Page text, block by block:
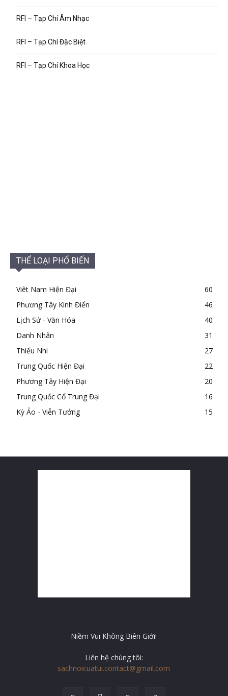
RFI – Tạp Chí Âm Nhạc
RFI – Tạp Chí Đặc Biệt
RFI – Tạp Chí Khoa Học
THỂ LOẠI PHỔ BIẾN
Viêt Nam Hiện Đại
60
Phương Tây Kinh Điển
46
Lịch Sử - Văn Hóa
40
Danh Nhân
31
Thiếu Nhi
27
Trung Quốc Hiện Đại
22
Phương Tây Hiện Đại
20
Trung Quốc Cổ Trung Đại
16
Kỳ Ảo - Viễn Tưởng
15
Niềm Vui Không Biên Giới!
Liên hệ chúng tôi:
sachnoicuatui.contact@gmail.com